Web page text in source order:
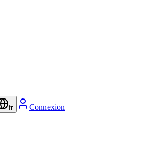
fr Connexion